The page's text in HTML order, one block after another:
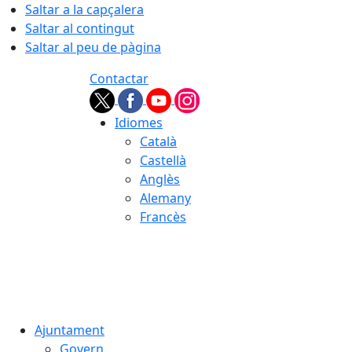
Saltar a la capçalera
Saltar al contingut
Saltar al peu de pàgina
Contactar
Idiomes
Català
Castellà
Anglès
Alemany
Francès
Ajuntament